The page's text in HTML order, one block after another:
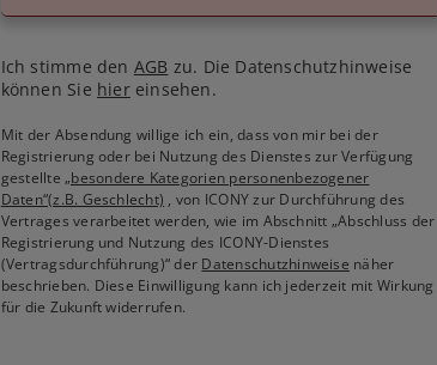
Ich stimme den AGB zu. Die Datenschutzhinweise
können Sie hiereinsehen.
Mit der Absendung willige ich ein, dass von mir bei der
Registrierung oder bei Nutzung des Dienstes zur Verfügung
gestellte„besondere Kategorien personenbezogener
Daten“(z.B. Geschlecht) , von ICONY zur Durchführung des
Vertrages verarbeitet werden, wie im Abschnitt „Abschluss der
Registrierung und Nutzung des ICONY-Dienstes
(Vertragsdurchführung)“ der Datenschutzhinweise näher
beschrieben. Diese Einwilligung kann ich jederzeit mit Wirkung
für die Zukunft widerrufen.